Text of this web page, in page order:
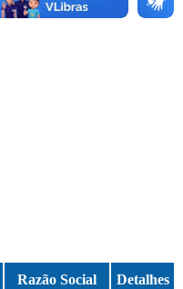
Razão Social Detalhes